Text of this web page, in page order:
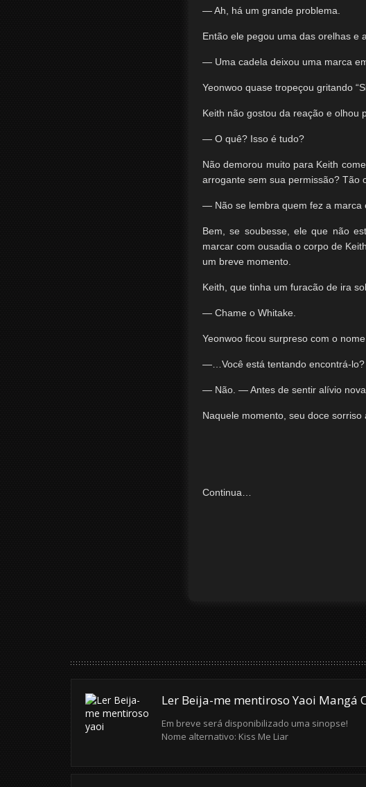
— Ah, há um grande problema.
Então ele pegou uma das orelhas e
— Uma cadela deixou uma marca
Yeonwoo quase tropeçou gritando
Keith não gostou da reação e olhou
— O quê? Isso é tudo?
Não demorou muito para Keith
arrogante sem sua permissão? Tão
— Não se lembra quem fez a marca
Bem, se soubesse, ele que não
marcar com ousadia o corpo de
um breve momento.
Keith, que tinha um furacão de ira
— Chame o Whitake.
Yeonwoo ficou surpreso com o
—…Você está tentando encontrá-lo?
— Não. — Antes de sentir alívio
Naquele momento, seu doce
Continua…
Ler Beija-me mentiroso Yaoi Mangá
Em breve será disponibilizado uma sinopse!
Nome alternativo: Kiss Me Liar